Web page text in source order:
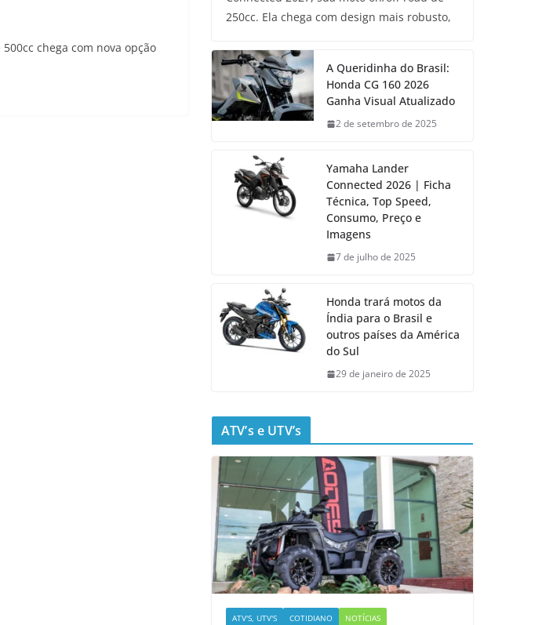
chega com nova opção
250cc. Ela chega com design mais robusto,
A Queridinha do Brasil:
Honda CG 160 2026
Ganha Visual Atualizado
2 de setembro de 2025
Yamaha Lander
Connected 2026 | Ficha
Técnica, Top Speed,
Consumo, Preço e
Imagens
7 de julho de 2025
Honda trará motos da
Índia para o Brasil e
outros países da América
do Sul
29 de janeiro de 2025
ATV’s e UTV’s
ATV'S, UTV'S COTIDIANO NOTÍCIAS